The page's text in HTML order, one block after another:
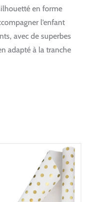
en forme
l’enfant
avec de superbes
adapté à la tranche